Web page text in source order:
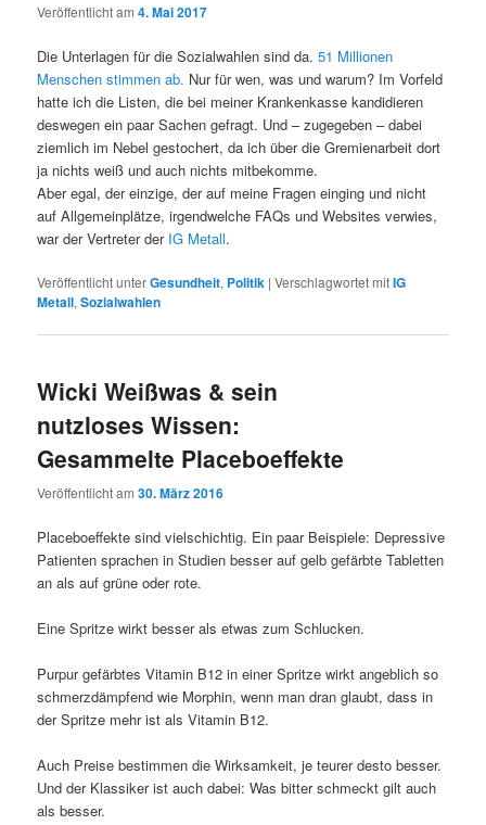
Veröffentlicht am4. Mai 2017
Die Unterlagen für die Sozialwahlen sind da.51 Millionen
Menschen stimmen ab. Nur für wen, was und warum? Im Vorfeld
hatte ich die Listen, die bei meiner Krankenkasse kandidieren
deswegen ein paar Sachen gefragt. Und – zugegeben – dabei
ziemlich im Nebel gestochert, da ich über die Gremienarbeit dort
ja nichts weiß und auch nichts mitbekomme.
Aber egal, der einzige, der auf meine Fragen einging und nicht
auf Allgemeinplätze, irgendwelche FAQs und Websites verwies,
war der Vertreter der IG Metall.
Veröffentlicht unterGesundheit, Politik |Verschlagwortet mitIG
Metall,Sozialwahlen
Wicki Weißwas & sein
nutzloses Wissen:
Gesammelte Placeboeffekte
Veröffentlicht am30. März 2016
Placeboeffekte sind vielschichtig. Ein paar Beispiele: Depressive
Patienten sprachen in Studien besser auf gelb gefärbte Tabletten
an als auf grüne oder rote.
Eine Spritze wirkt besser als etwas zum Schlucken.
Purpur gefärbtes Vitamin B12 in einer Spritze wirkt angeblich so
schmerzdämpfend wie Morphin, wenn man dran glaubt, dass in
der Spritze mehr ist als Vitamin B12.
Auch Preise bestimmen die Wirksamkeit, je teurer desto besser.
Und der Klassiker ist auch dabei: Was bitter schmeckt gilt auch
als besser.